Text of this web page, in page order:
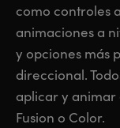
como controles
animaciones a
y opciones más
direccional.
aplicar y animar
Fusion o Color.